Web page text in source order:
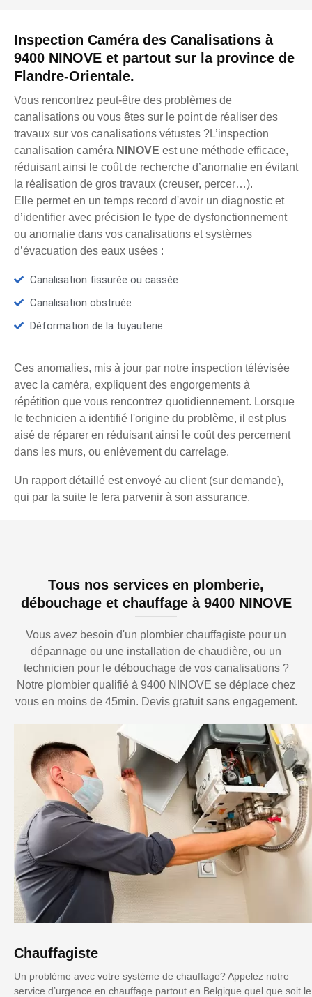
Inspection Caméra des Canalisations à
9400 NINOVE et partout sur la province de
Flandre-Orientale.
Vous rencontrez peut-être des problèmes de
canalisations ou vous êtes sur le point de réaliser des
travaux sur vos canalisations vétustes ?L’inspection
canalisation caméra NINOVE est une méthode efficace,
réduisant ainsi le coût de recherche d’anomalie en évitant
la réalisation de gros travaux (creuser, percer…).
Elle permet en un temps record d'avoir un diagnostic et
d’identifier avec précision le type de dysfonctionnement
ou anomalie dans vos canalisations et systèmes
d’évacuation des eaux usées :
Canalisation fissurée ou cassée
Canalisation obstruée
Déformation de la tuyauterie
Ces anomalies, mis à jour par notre inspection télévisée
avec la caméra, expliquent des engorgements à
répétition que vous rencontrez quotidiennement. Lorsque
le technicien a identifié l'origine du problème, il est plus
aisé de réparer en réduisant ainsi le coût des percement
dans les murs, ou enlèvement du carrelage.
Un rapport détaillé est envoyé au client (sur demande),
qui par la suite le fera parvenir à son assurance.
Tous nos services en plomberie,
débouchage et chauffage à 9400 NINOVE
Vous avez besoin d'un plombier chauffagiste pour un
dépannage ou une installation de chaudière, ou un
technicien pour le débouchage de vos canalisations ?
Notre plombier qualifié à 9400 NINOVE se déplace chez
vous en moins de 45min. Devis gratuit sans engagement.
Chauffagiste
Un problème avec votre système de chauffage? Appelez notre
service d’urgence en chauffage partout en Belgique quel que soit le